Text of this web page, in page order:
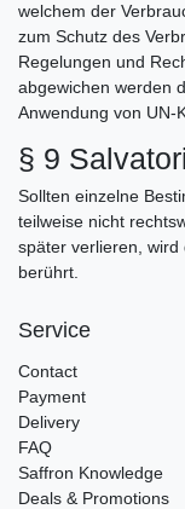
welchem der
zum Schutz des
Regelungen und
abgewichen werden
Anwendung von UN-
§ 9
Sollten einzelne
teilweise nicht
später verlieren, wird
berührt.
Service
Contact
Payment
Delivery
FAQ
Saffron Knowledge
Deals & Promotions